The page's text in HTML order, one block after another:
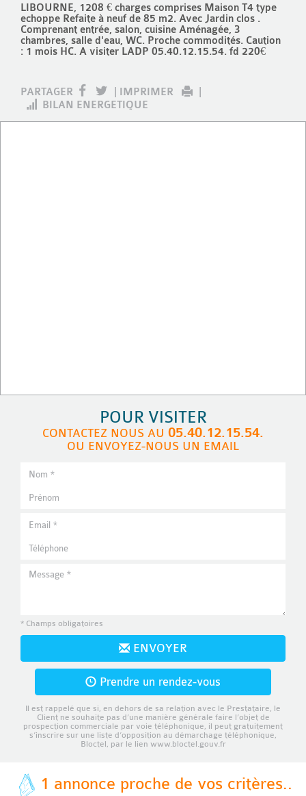
LIBOURNE, 1208 € charges comprises Maison T4 type
echoppe Refaite à neuf de 85 m2. Avec Jardin clos .
Comprenant entrée, salon, cuisine Aménagée, 3
chambres, salle d'eau, WC. Proche commodités. Caution
: 1 mois HC. A visiter LADP 05.40.12.15.54. fd 220€
PARTAGER IMPRIMER
BILAN ENERGETIQUE
POUR VISITER
CONTACTEZ NOUS AU 05.40.12.15.54.
OU ENVOYEZ-NOUS UN EMAIL
* Champs obligatoires
ENVOYER
Prendre un rendez-vous
Il est rappelé que si, en dehors de sa relation avec le Prestataire, le
Client ne souhaite pas d’une manière générale faire l’objet de
prospection commerciale par voie téléphonique, il peut gratuitement
s’inscrire sur une liste d’opposition au démarchage téléphonique,
Bloctel, par le lien www.bloctel.gouv.fr
1 annonce proche de vos critères..